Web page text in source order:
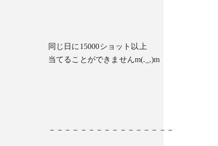
同じ日に15000ショット以上
当てることができませんm(._.)m
－－－－－－－－－－－－－－－－